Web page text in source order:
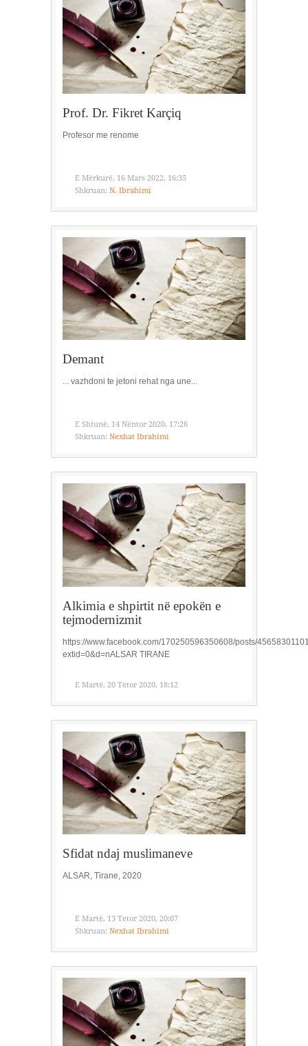
Prof. Dr. Fikret Karçiq
Profesor me renome
E Mërkurë, 16 Mars 2022, 16:35
Shkruan: N. Ibrahimi
Demant
... vazhdoni te jetoni rehat nga une...
E Shtunë, 14 Nëntor 2020, 17:26
Shkruan: Nexhat Ibrahimi
Alkimia e shpirtit në epokën e
tejmodernizmit
https://www.facebook.com/170250596350608/posts/
extid=0&d=nALSAR TIRANE
E Martë, 20 Tetor 2020, 18:12
Sfidat ndaj muslimaneve
ALSAR, Tirane, 2020
E Martë, 13 Tetor 2020, 20:07
Shkruan: Nexhat Ibrahimi